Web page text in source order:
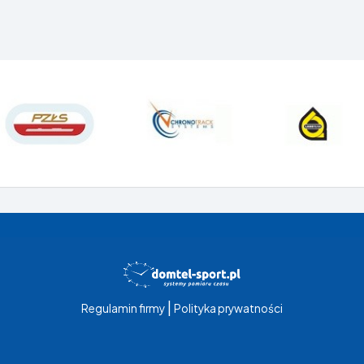
Regulamin firmy | Polityka prywatności